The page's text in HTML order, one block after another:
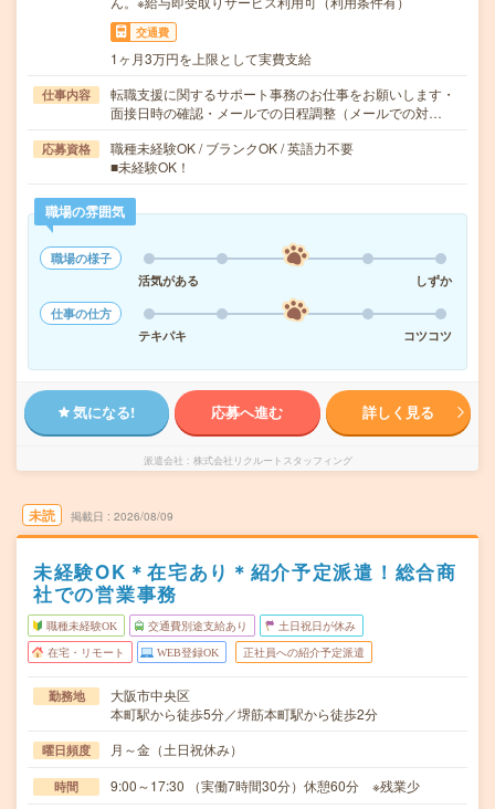
交通費
1ヶ月3万円を上限として実費支給
仕事内容
転職支援に関するサポート事務のお仕事をお願いします・
面接日時の確認・メールでの日程調整（メールでの対…
応募資格
職種未経験OK / ブランクOK / 英語力不要
■未経験OK！
職場の雰囲気
職場の様子
活気がある
しずか
仕事の仕方
テキパキ
コツコツ
気になる! 応募へ進む 詳しく見る
派遣会社 株式会社リクルートスタッフィング
未読 掲載日 2026/08/09
未経験OK＊在宅あり＊紹介予定派遣！総合商
社での営業事務
職種未経験OK 交通費別途支給あり 土日祝日が休み
在宅・リモート WEB登録OK 正社員への紹介予定派遣
勤務地
大阪市中央区
本町駅から徒歩5分／堺筋本町駅から徒歩2分
曜日頻度 月～金（土日祝休み）
時間 9:00～17:30 （実働7時間30分）休憩60分 ※残業少